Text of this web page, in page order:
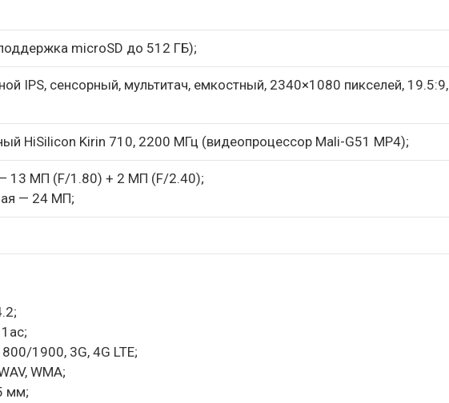
microSD до 512 ГБ);
IPS, сенсорный, мультитач, емкостный, 2340×1080 пикселей,
HiSilicon Kirin 710, 2200 МГц (видеопроцессор Mali-G51 MP4);
13 МП (F/1.80) + 2 МП (F/2.40);
— 24 МП;
1900, 3G, 4G LTE;
WMA;
мм;